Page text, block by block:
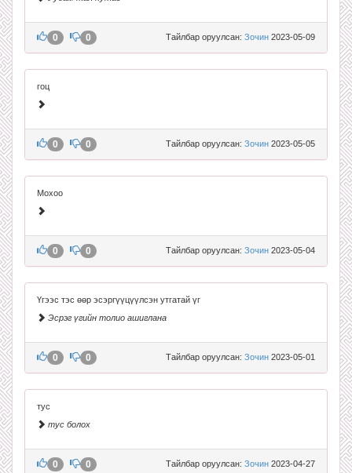
Тайлбар оруулсан: Зочин 2023-05-09
0 0
гоц
Тайлбар оруулсан: Зочин 2023-05-05
0 0
Мохоо
Тайлбар оруулсан: Зочин 2023-05-04
0 0
Үгээс тэс өөр эсэргүүцүүлсэн утгатай үг
Эсрэг үгийн толио ашиглана
Тайлбар оруулсан: Зочин 2023-05-01
0 0
тус
тус болох
Тайлбар оруулсан: Зочин 2023-04-27
0 0